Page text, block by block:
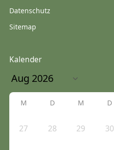
Datenschutz
Sitemap
Kalender
M D M D
27 28 29 30